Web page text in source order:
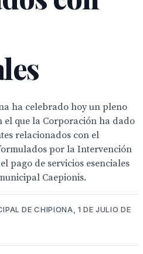
ha celebrado hoy un pleno
que la Corporación ha dado
relacionados con el
por la Intervención
pago de servicios esenciales
Caepionis.
DE CHIPIONA, 1 DE JULIO DE